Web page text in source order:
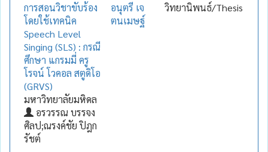
การสอนวิชาขับร้อง
โดยใช้เทคนิค
Speech Level
Singing (SLS) : กรณี
ศึกษา แกรมมี่ ครู
โรจน์ โวคอล สตูดิโอ
(GRVS)
มหาวิทยาลัยมหิดล
อรวรรณ บรรจง
ศิลป;ณรงค์ชัย ปิฎก
รัชต์
อนุตรี เจ
ตนเมษฐ์
วิทยานิพนธ์/Thesis